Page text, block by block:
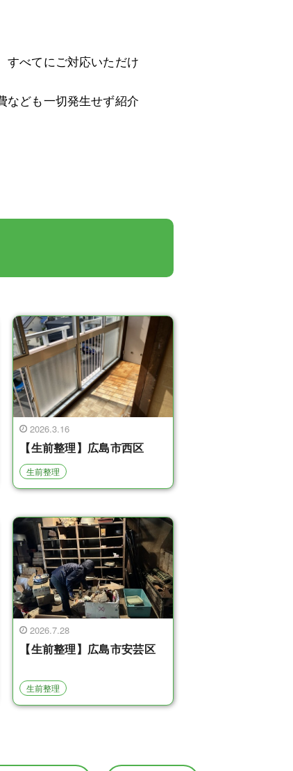
すべてにご対応いただけ
なども一切発生せず紹介
2026.3.16
【生前整理】広島市西区
生前整理
2026.7.28
【生前整理】広島市安芸区
生前整理